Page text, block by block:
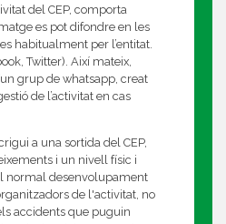
del CEP, comporta
es pot difondre en les
habitualment per l’entitat.
Twitter). Així mateix,
grup de whatsapp, creat
de l’activitat en cas
a una sortida del CEP,
i un nivell físic i
normal desenvolupament
de l'activitat, no
accidents que puguin